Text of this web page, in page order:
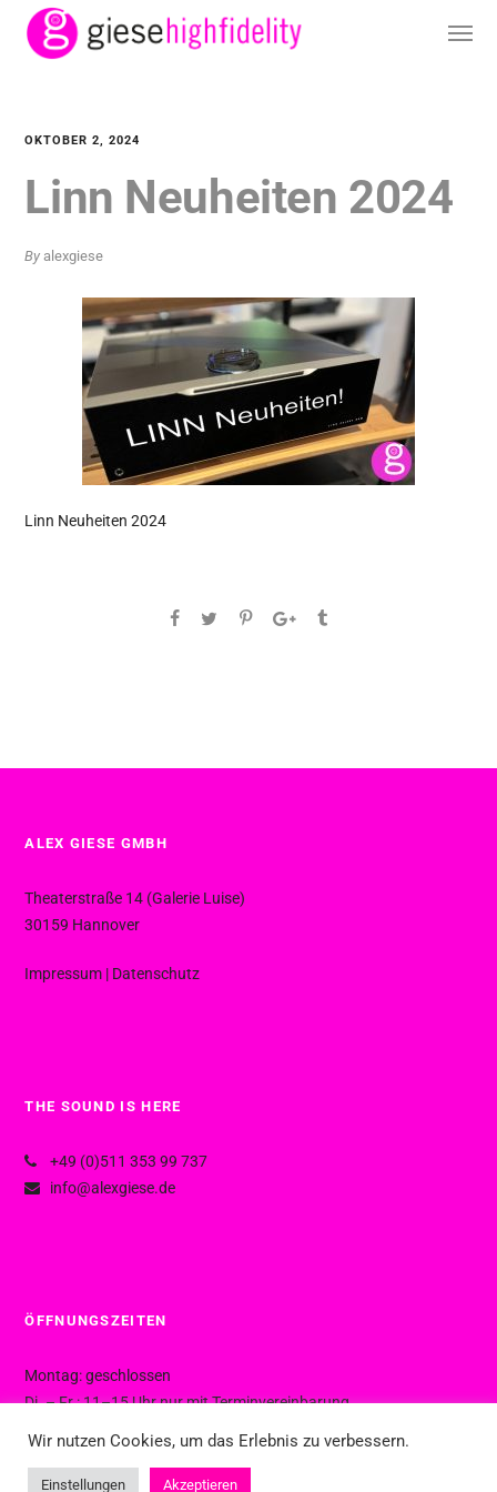
OKTOBER 2, 2024
Linn Neuheiten 2024
Byalexgiese
Linn Neuheiten 2024
ALEX GIESE GMBH
Theaterstraße 14 (Galerie Luise)
30159 Hannover
Impressum | Datenschutz
THE SOUND IS HERE
+49 (0)511 353 99 737
info@alexgiese.de
ÖFFNUNGSZEITEN
Montag: geschlossen
Di. – Fr.: 11–15 Uhr nur mit Terminvereinbarung
Wir nutzen Cookies, um das Erlebnis zu verbessern.
Einstellungen Akzeptieren